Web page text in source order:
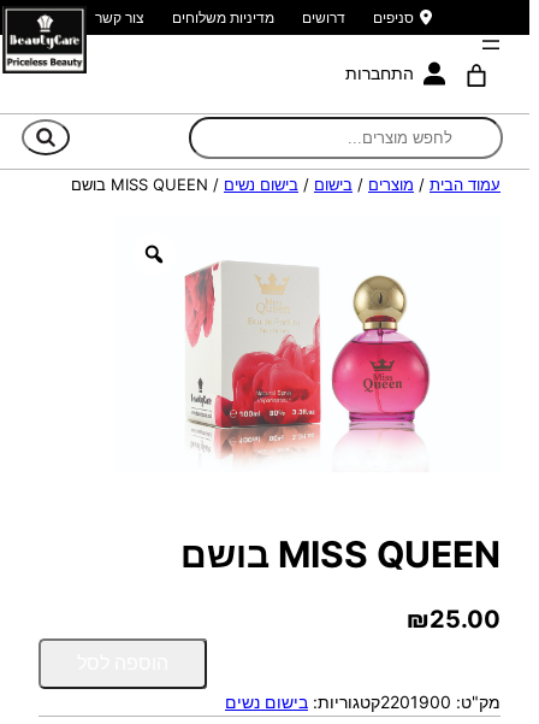
סניפים דרושים מדיניות משלוחים צור קשר
התחברות
עמוד הבית / מוצרים / בישום / בישום נשים / MISS QUEEN בושם
MISS QUEEN בושם
₪25.00
כ
מק"ט: 2201900קטגוריות: בישום נשים